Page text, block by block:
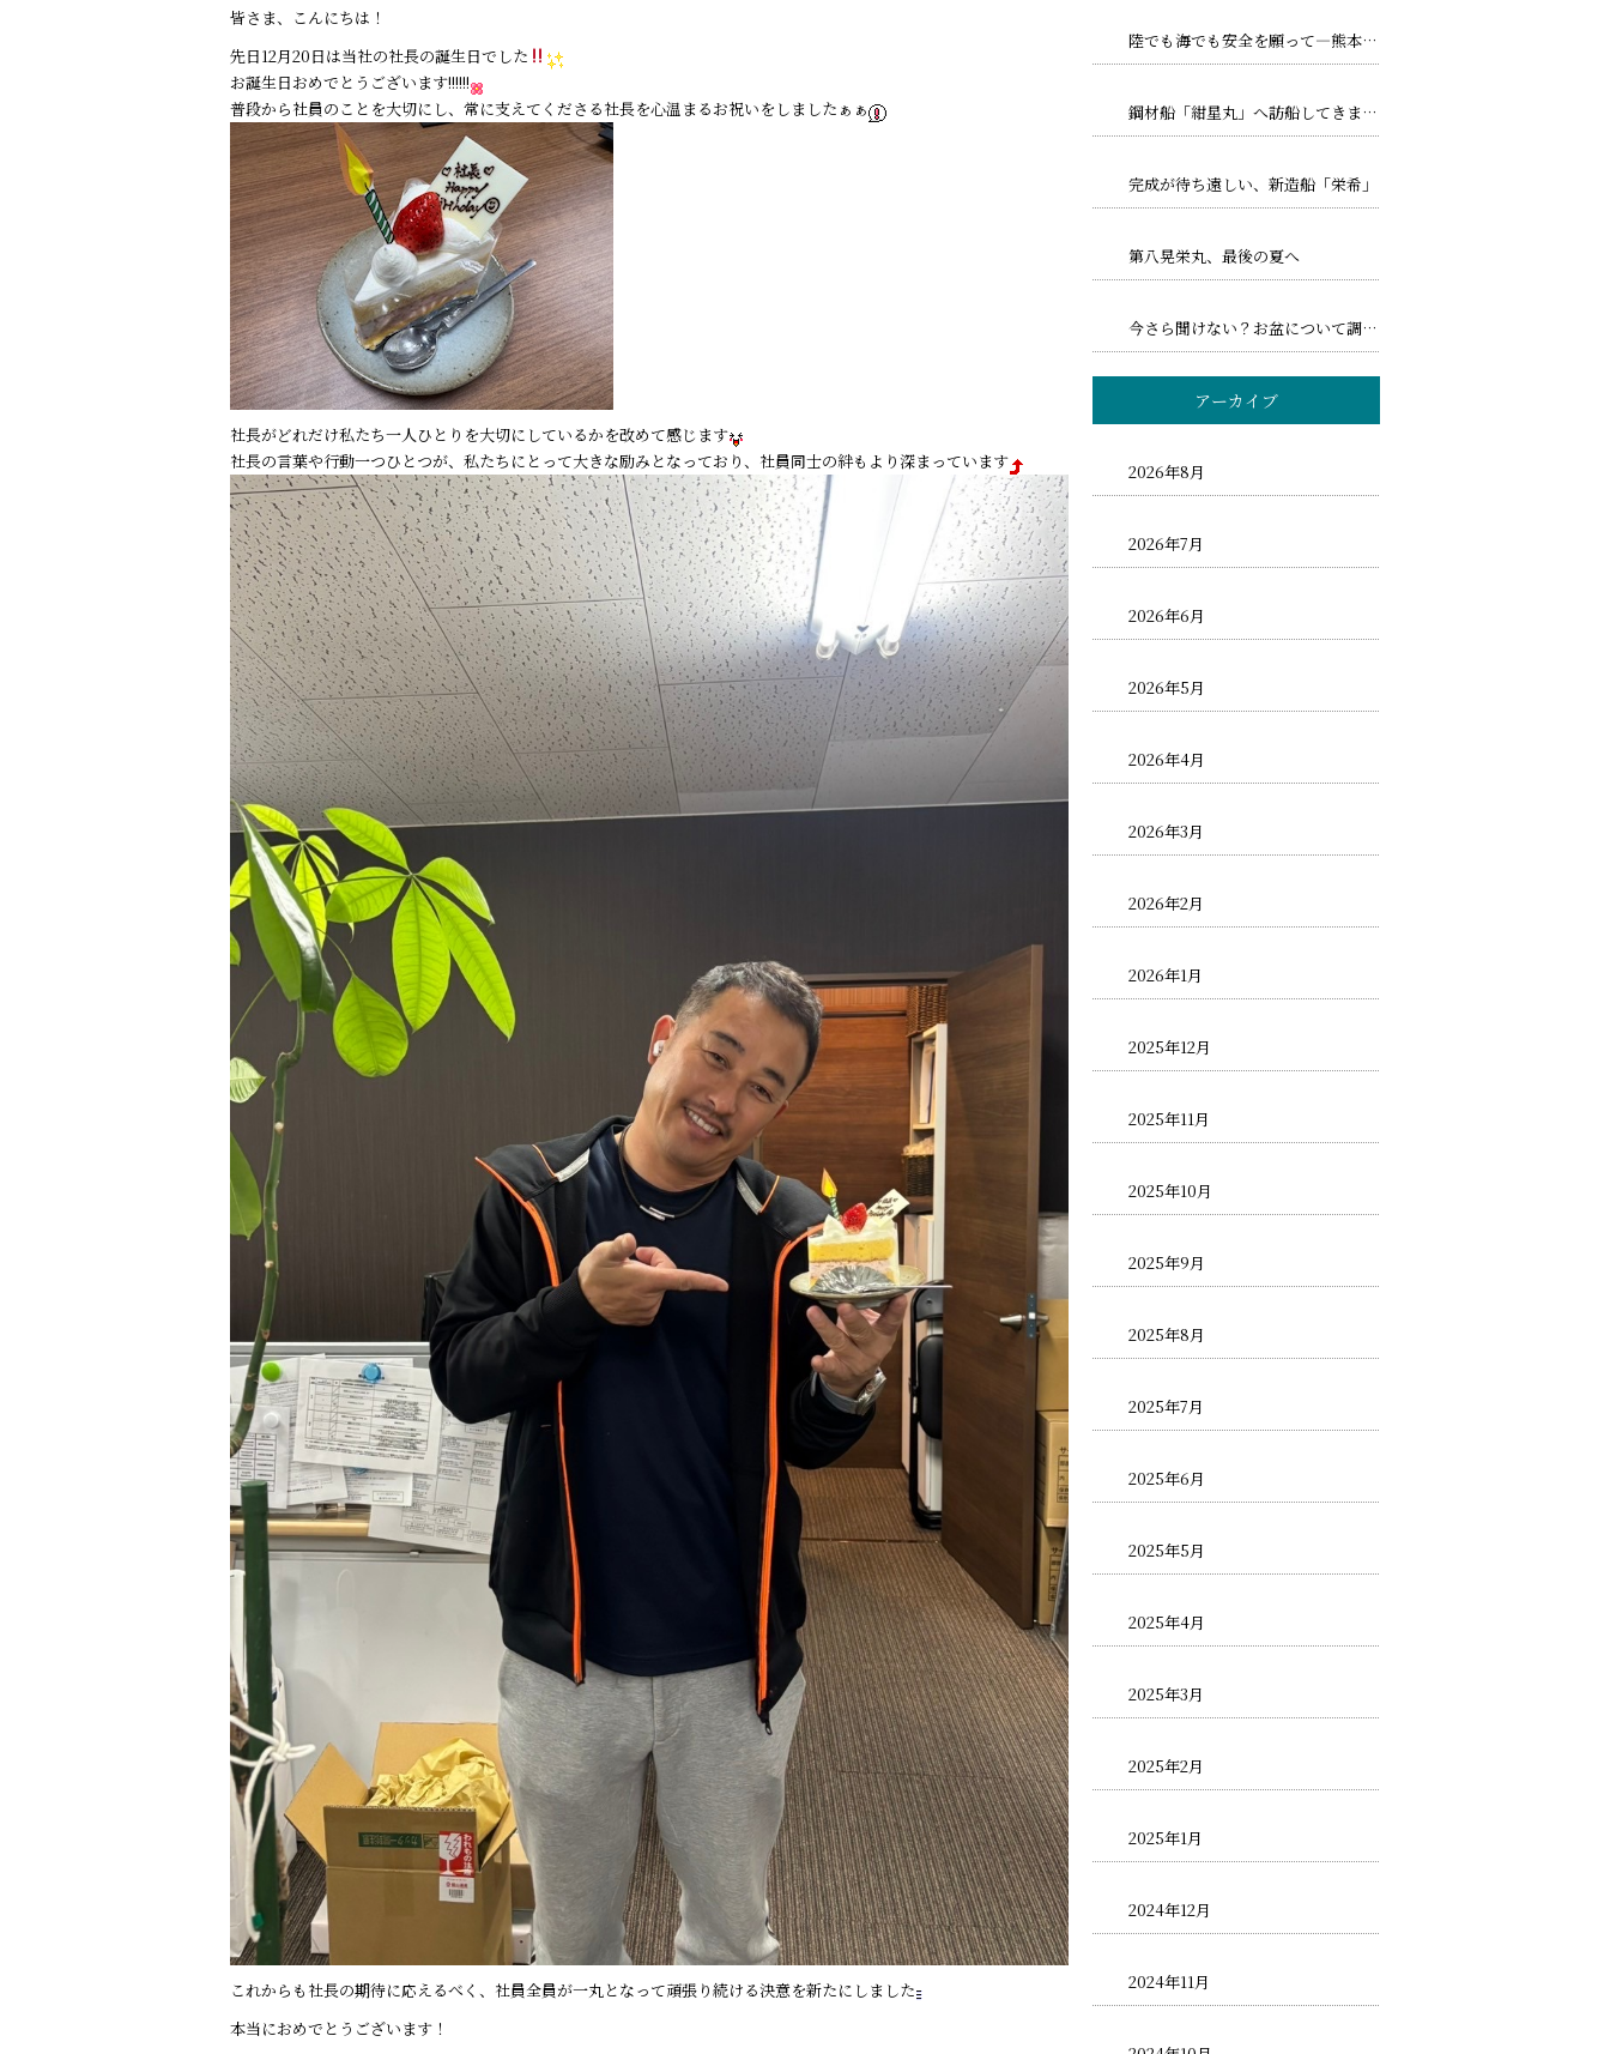
c
e
b
o
o
k
e
皆さま、こんにちは！
先日12月20日は当社の社長の誕生日でした
お誕生日おめでとうございます!!!!!!
普段から社員のことを大切にし、常に支えてくださる社長を心温まるお祝いをしましたぁぁ
社長がどれだけ私たち一人ひとりを大切にしているかを改めて感じます
社長の言葉や行動一つひとつが、私たちにとって大きな励みとなっており、社員同士の絆もより深まっています
これからも社長の期待に応えるべく、社員全員が一丸となって頑張り続ける決意を新たにしました
本当におめでとうございます！
陸でも海でも安全を願って―熊本地震とトリプル台風への備え
鋼材船「紺星丸」へ訪船してきました！
完成が待ち遠しい、新造船「栄希」
第八晃栄丸、最後の夏へ
今さら聞けない？お盆について調べてみました！
アーカイブ
2026年8月
2026年7月
2026年6月
2026年5月
2026年4月
2026年3月
2026年2月
2026年1月
2025年12月
2025年11月
2025年10月
2025年9月
2025年8月
2025年7月
2025年6月
2025年5月
2025年4月
2025年3月
2025年2月
2025年1月
2024年12月
2024年11月